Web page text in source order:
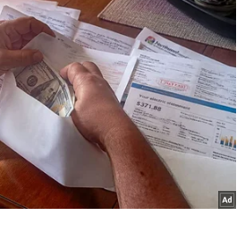
sản xuất hiện có, đồng
đổi mới công nghệ, nâng
động và tăng trưởng bền
.
hợp
AI gần